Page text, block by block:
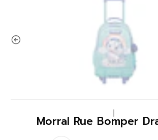
Morral Rue Bomper